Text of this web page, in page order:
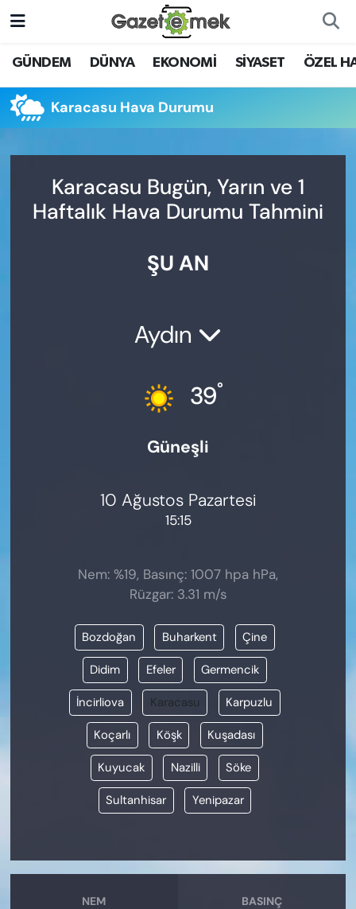
GÜNDEM DÜNYA EKONOMİ SİYASET ÖZEL
Karacasu Hava Durumu
Karacasu Bugün, Yarın ve 1
Haftalık Hava Durumu Tahmini
ŞU AN
Aydın
39°
Güneşli
10 Ağustos Pazartesi
15:15
Nem: %19, Basınç: 1007 hpa hPa,
Rüzgar: 3.31 m/s
Bozdoğan Buharkent Çine
Didim Efeler Germencik
İncirliova Karacasu Karpuzlu
Koçarlı Köşk Kuşadası
Kuyucak Nazilli Söke
Sultanhisar Yenipazar
NEM BASINÇ
DÜNYA
EKONOMİ
YENİ MEDYADA EMEK
GAZETECİLİĞİNİ GELİŞTİRMEK
ÖZEL HABER
SİYASET
VAN VE DİYARBAKIR HABERLERİ
Nöbetçi Eczaneler
Hava Durumu
Trafik Durumu
Süper Lig Puan Durumu ve Fikstür